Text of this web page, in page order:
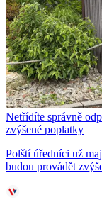
Netřídíte správně
zvýšené poplatky
Polští úředníci už
budou provádět